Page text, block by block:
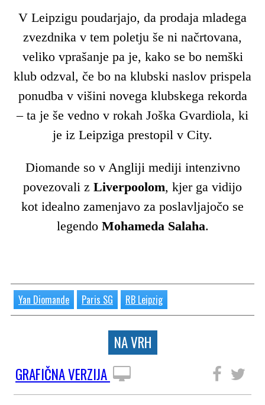
V Leipzigu poudarjajo, da prodaja mladega
zvezdnika v tem poletju še ni načrtovana,
veliko vprašanje pa je, kako se bo nemški
klub odzval, če bo na klubski naslov prispela
ponudba v višini novega klubskega rekorda
– ta je še vedno v rokah Joška Gvardiola, ki
je iz Leipziga prestopil v City.
Diomande so v Angliji mediji intenzivno
povezovali z Liverpoolom, kjer ga vidijo
kot idealno zamenjavo za poslavljajočo se
legendo Mohameda Salaha.
Yan Diomande Paris SG RB Leipzig
NA VRH
GRAFIČNA VERZIJA